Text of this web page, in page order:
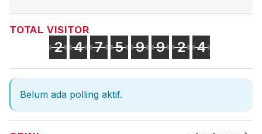
TOTAL VISITOR
2 4 7 5 9 9 2 4
Belum ada polling aktif.